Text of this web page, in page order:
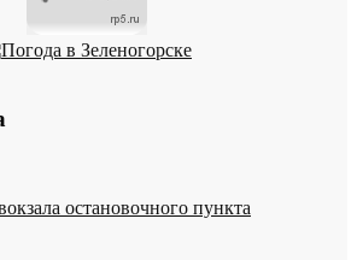
остановочного пункта